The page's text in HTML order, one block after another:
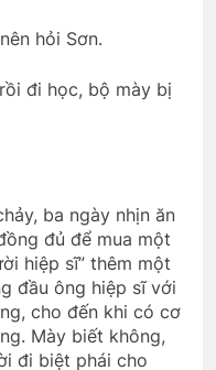
hỏi Sơn.
đi học, bộ mày bị
ba ngày nhịn ăn
đủ để mua một
hiệp sĩ” thêm một
đầu ông hiệp sĩ với
cho đến khi có cơ
Mày biết không,
đi biệt phái cho